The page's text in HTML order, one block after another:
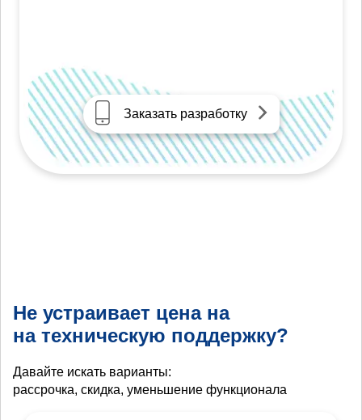
Заказать разработку
Не устраивает цена на
на техническую поддержку?
Давайте искать варианты:
рассрочка, скидка, уменьшение функционала